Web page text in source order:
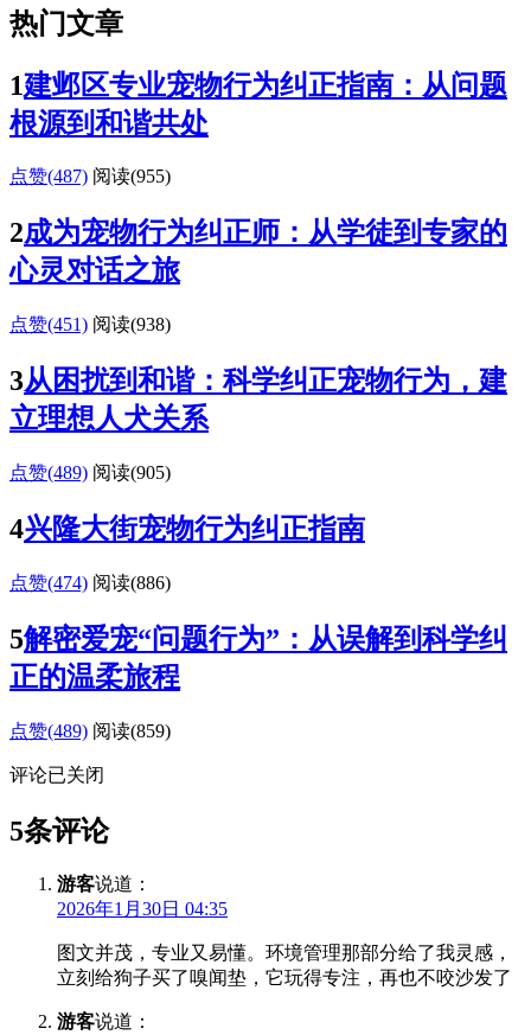
热门文章
1建邺区专业宠物行为纠正指南：从问题
根源到和谐共处
点赞(487) 阅读(955)
2成为宠物行为纠正师：从学徒到专家的
心灵对话之旅
点赞(451) 阅读(938)
3从困扰到和谐：科学纠正宠物行为，建
立理想人犬关系
点赞(489) 阅读(905)
4兴隆大街宠物行为纠正指南
点赞(474) 阅读(886)
5解密爱宠“问题行为”：从误解到科学纠
正的温柔旅程
点赞(489) 阅读(859)
评论已关闭
5条评论
游客说道：
2026年1月30日 04:35
图文并茂，专业又易懂。环境管理那部分给了我灵感，
立刻给狗子买了嗅闻垫，它玩得专注，再也不咬沙发了
游客说道：